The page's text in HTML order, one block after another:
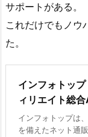
サポートがある。
これだけでもノウ
た。
インフォトッ
ィリエイト総
インフォトップは
を備えたネット通